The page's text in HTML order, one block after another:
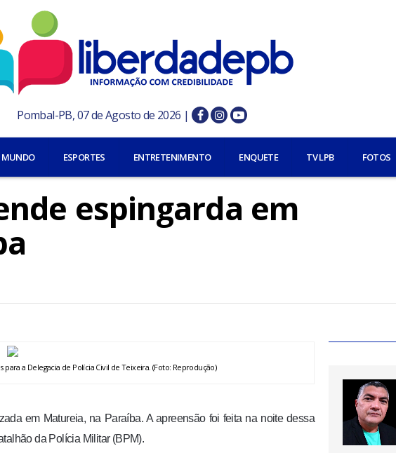
Pombal-PB, 07 de Agosto de 2026 |
MUNDO ESPORTES ENTRETENIMENTO ENQUETE TV LPB FOTOS
espingarda em
a Delegacia de Polícia Civil de Teixeira. (Foto: Reprodução)
em Matureia, na Paraíba. A apreensão foi feita na noite dessa
da Polícia Militar (BPM).